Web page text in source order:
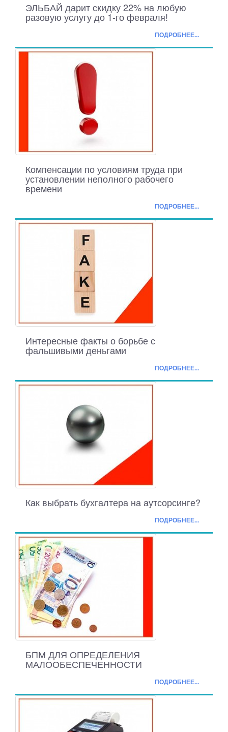
ЭЛЬБАЙ дарит скидку 22% на любую
разовую услугу до 1-го февраля!
ПОДРОБНЕЕ...
Компенсации по условиям труда при
установлении неполного рабочего
времени
ПОДРОБНЕЕ...
Интересные факты о борьбе с
фальшивыми деньгами
ПОДРОБНЕЕ...
Как выбрать бухгалтера на аутсорсинге?
ПОДРОБНЕЕ...
БПМ ДЛЯ ОПРЕДЕЛЕНИЯ
МАЛООБЕСПЕЧЕННОСТИ
ПОДРОБНЕЕ...